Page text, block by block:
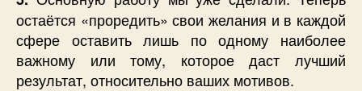
остаётся «проредить» свои желания и в каждой
сфере оставить лишь по одному наиболее
важному или тому, которое даст лучший
результат, относительно ваших мотивов.